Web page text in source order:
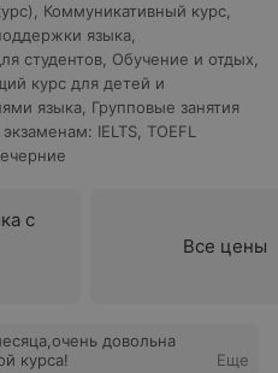
, Коммуникативный курс,
языка,
студентов, Обучение и отдых,
курс для детей и
языка, Групповые занятия
: IELTS, TOEFL
с
Все цены
довольна
курса!
Еще